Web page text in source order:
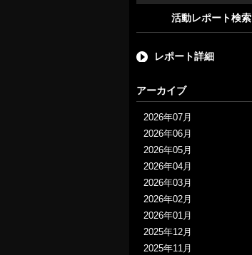
活動レポート検索
レポート詳細
アーカイブ
2026年07月
2026年06月
2026年05月
2026年04月
2026年03月
2026年02月
2026年01月
2025年12月
2025年11月